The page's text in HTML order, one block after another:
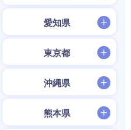
愛知県
東京都
沖縄県
熊本県